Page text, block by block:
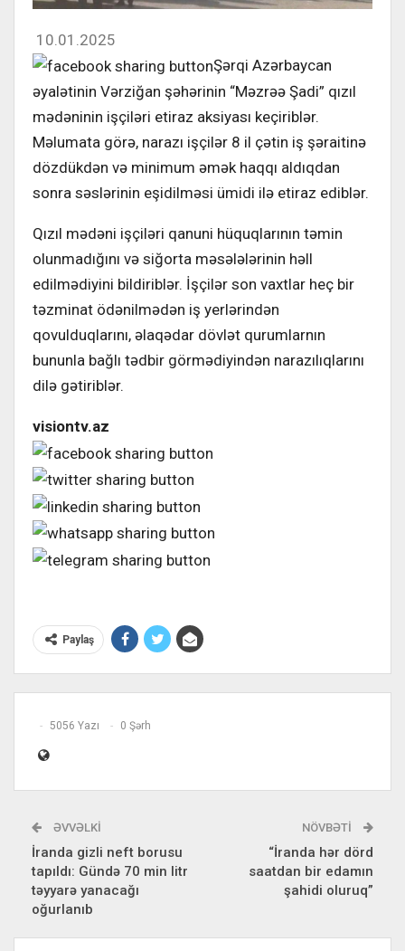
10.01.2025
Şərqi Azərbaycan
əyalətinin Vərziğan şəhərinin “Məzrəə Şadi” qızıl
mədəninin işçiləri etiraz aksiyası keçiriblər.
Məlumata görə, narazı işçilər 8 il çətin iş şəraitinə
dözdükdən və minimum əmək haqqı aldıqdan
sonra səslərinin eşidilməsi ümidi ilə etiraz ediblər.
Qızıl mədəni işçiləri qanuni hüquqlarının təmin
olunmadığını və siğorta məsələlərinin həll
edilmədiyini bildiriblər. İşçilər son vaxtlar heç bir
təzminat ödənilmədən iş yerlərindən
qovulduqlarını, əlaqədar dövlət qurumlarnın
bununla bağlı tədbir görmədiyindən narazılıqlarını
dilə gətiriblər.
visiontv.az
Paylaş
5056 Yazı 0 Şərh
ƏVVƏLKI
İranda gizli neft borusu
tapıldı: Gündə 70 min litr
təyyarə yanacağı
oğurlanıb
NÖVBƏTI
“İranda hər dörd
saatdan bir edamın
şahidi oluruq”